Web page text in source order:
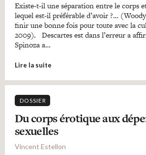
Existe-t-il une séparation entre le corps
lequel est-il préférable d’avoir ?…
finir une bonne fois pour toute avec la
2009). Descartes est dans l’erreur a
Spinoza a…
Lire la suite
DOSSIER
Du corps érotique aux
sexuelles
Vincent Estellon